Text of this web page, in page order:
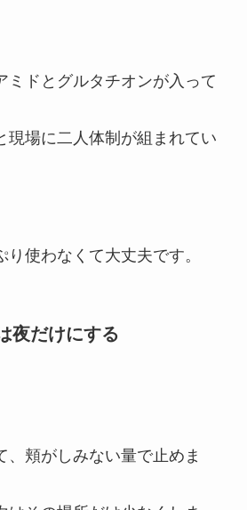
ミドとグルタチオンが入って
現場に二人体制が組まれてい
使わなくて大丈夫です。
夜だけにする
、頬がしみない量で止めま